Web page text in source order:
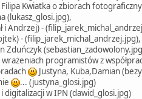
Kwiatka o zbiorach
(lukasz_glosi.jpg),
i Andrzej) -
- (filip_jarek_michal_andrzej.jpg),
Zduńczyk
wrażeniach programistów z
Justyna, Kuba,Damian
... (justyna_glosi.jpg)
w IPN (dawid_glosi.jpg)